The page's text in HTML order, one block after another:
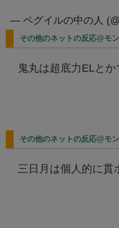
— ペグイルの中の人
その他のネットの反応@モ
鬼丸は超底力ELと
その他のネットの反応@モ
三日月は個人的に貫